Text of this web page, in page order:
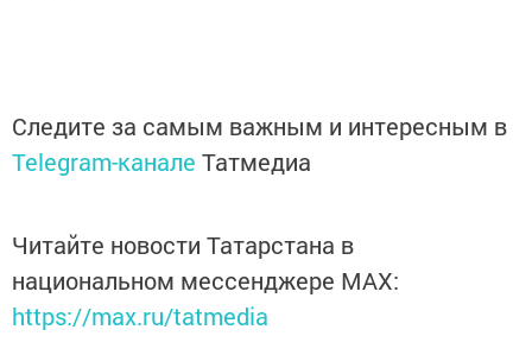
Следите за самым важным и интересным в
Telegram-канале Татмедиа
Читайте новости Татарстана в
национальном мессенджере MАХ:
https://max.ru/tatmedia